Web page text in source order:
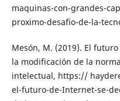
maquinas-con-grandes-
proximo-desafio-de-la-
Mesón, M. (2019). El
la modificación de la
intelectual, https://
el-futuro-de-Internet-se-